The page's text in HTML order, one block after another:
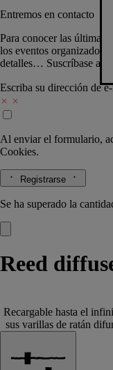
Entremos en contacto
Para conocer las últimas
los eventos organizados
detalles… Suscríbase a
Escriba su dirección de
Al enviar el formulario,
Cookies.
Registrarse
Se ha superado la
Reed
Recargable hasta el
sus varillas de ratán